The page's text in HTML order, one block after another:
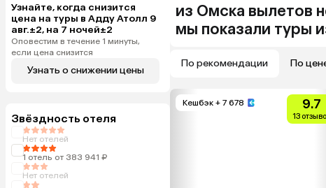
Узнайте, когда снизится
цена на туры в Адду Атолл 9
авг.±2, на 7 ночей±2
Оповестим в течение 1 минуты,
если цена снизится
Узнать о снижении цены
Звёздность отеля
Нет отелей
1 отель от 383 941 ₽
Нет отелей
из Омска вылетов
мы показали туры
По рекомендации По
Кешбэк + 7 678 9.7
13